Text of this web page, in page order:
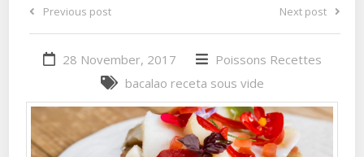
Previous post Next post
28 November, 2017 Poissons Recettes
bacalao receta sous vide